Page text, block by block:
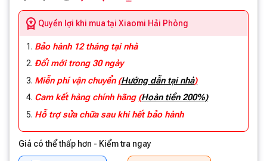
Quyền lợi khi mua tại Xiaomi Hải Phòng
Bảo hành 12 tháng tại nhà
Đổi mới trong 30 ngày
Miễn phí vận chuyển (Hướng dẫn tại nhà)
Cam kết hàng chính hãng (Hoàn tiền 200%)
Hỗ trợ sửa chữa sau khi hết bảo hành
Giá có thể thấp hơn - Kiểm tra ngay